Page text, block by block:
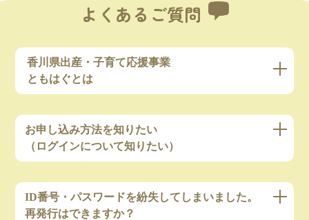
よくあるご質問
香川県出産・子育て応援事業
ともはぐとは
お申し込み方法を知りたい
（ログインについて知りたい）
ID番号・パスワードを紛失してしまいました。
再発行はできますか？